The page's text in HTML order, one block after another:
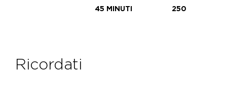
45 MINUTI
250
ricordati